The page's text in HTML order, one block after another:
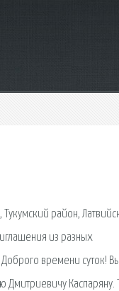
район,
из разных
Доброго времени суток!
Каспаряну.